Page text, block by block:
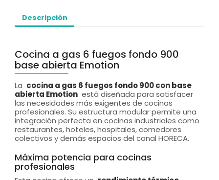
Descripción
Cocina a gas 6 fuegos fondo 900
base abierta Emotion
La cocina a gas 6 fuegos fondo 900 con base
abierta Emotion está diseñada para satisfacer
las necesidades más exigentes de cocinas
profesionales. Su estructura modular permite una
integración perfecta en cocinas industriales como
restaurantes, hoteles, hospitales, comedores
colectivos y demás espacios del canal HORECA.
Máxima potencia para cocinas
profesionales